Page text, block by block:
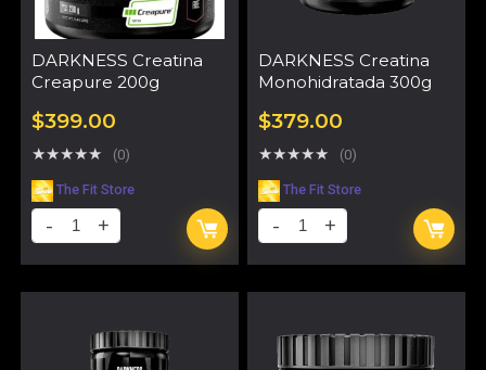
DARKNESS Creatina
Creapure 200g
$399.00
★★★★★ (0)
The Fit Store
DARKNESS Creatina
Monohidratada 300g
$379.00
★★★★★ (0)
The Fit Store